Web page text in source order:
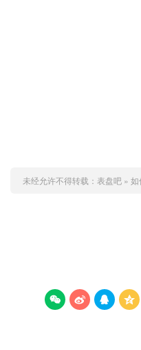
未经允许不得转载： 表盘吧 » 如
   